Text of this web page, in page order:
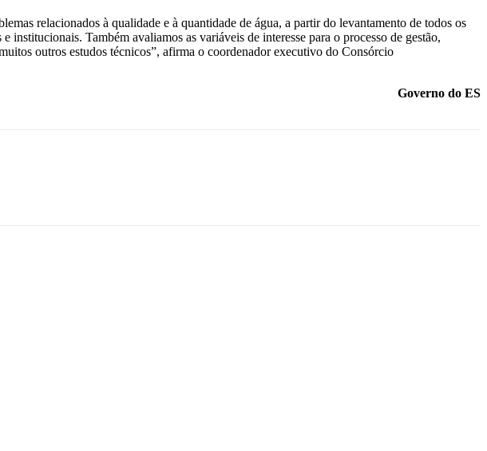
relacionados à qualidade e à quantidade de água, a partir do levantamento de todos os
Também avaliamos as variáveis de interesse para o processo de gestão,
outros estudos técnicos”, afirma o coordenador executivo do Consórcio
Governo do ES